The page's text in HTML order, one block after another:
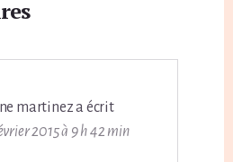
martineza écrit
2015 à 9 h 42 min